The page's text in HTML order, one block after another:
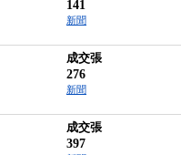
141
新聞
成交張
276
新聞
成交張
397